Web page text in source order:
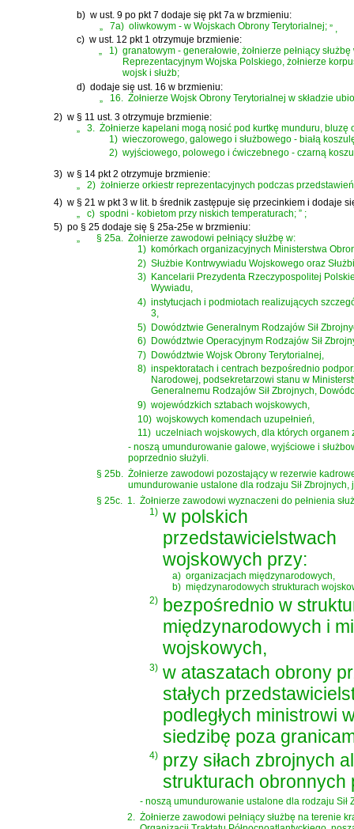
b) w ust. 9 po pkt 7 dodaje się pkt 7a w brzmieniu:
„
7a) oliwkowym - w Wojskach Obrony Terytorialnej; ” ,
c) w ust. 12 pkt 1 otrzymuje brzmienie:
„
1) granatowym - generałowie, żołnierze pełniący
Reprezentacyjnym Wojska Polskiego, żołnierze
wojsk i służb;
d) dodaje się ust. 16 w brzmieniu:
„
16. Żołnierze Wojsk Obrony Terytorialnej w składzie
2) w § 11 ust. 3 otrzymuje brzmienie:
3.
Żołnierze kapelani mogą nosić pod kurtkę munduru,
1) wieczorowego, galowego i służbowego - białą
2) wyjściowego, polowego i ćwiczebnego - czarną
3) w § 14 pkt 2 otrzymuje brzmienie:
„
2) żołnierze orkiestr reprezentacyjnych podczas
4) w § 21 w pkt 3 w lit. b średnik zastępuje się przecinkiem i dodaje
c) spodni - kobietom przy niskich temperaturach; ” ;
5) po § 25 dodaje się § 25a-25e w brzmieniu:
„
§ 25a. Żołnierze zawodowi pełniący służbę w:
1) komórkach organizacyjnych Ministerstwa
2) Służbie Kontrwywiadu Wojskowego oraz
3) Kancelarii Prezydenta Rzeczypospolitej
Wywiadu,
4) instytucjach i podmiotach realizujących
3,
5) Dowództwie Generalnym Rodzajów Sił
6) Dowództwie Operacyjnym Rodzajów Sił
7) Dowództwie Wojsk Obrony Terytorialnej,
8) inspektoratach i centrach bezpośrednio
Narodowej, podsekretarzowi stanu w
Generalnemu Rodzajów Sił Zbrojnych,
9) wojewódzkich sztabach wojskowych,
10) wojskowych komendach uzupełnień,
11) uczelniach wojskowych, dla których organem
- noszą umundurowanie galowe, wyjściowe i
poprzednio służyli.
§ 25b.
Żołnierze zawodowi pozostający w rezerwie
umundurowanie ustalone dla rodzaju Sił
§ 25c.
1.
Żołnierze zawodowi wyznaczeni do pełnienia
1) w polskich
przedstawicielstwach
wojskowych przy:
a) organizacjach międzynarodowych,
b) międzynarodowych strukturach
2)
bezpośrednio w
międzynarodowych i
wojskowych,
3) w ataszatach obrony
stałych
podległych ministrowi
siedzibę poza
4) przy siłach zbrojnych
strukturach obronnych
- noszą umundurowanie ustalone dla rodzaju Sił
2. Żołnierze zawodowi pełniący służbę na terenie